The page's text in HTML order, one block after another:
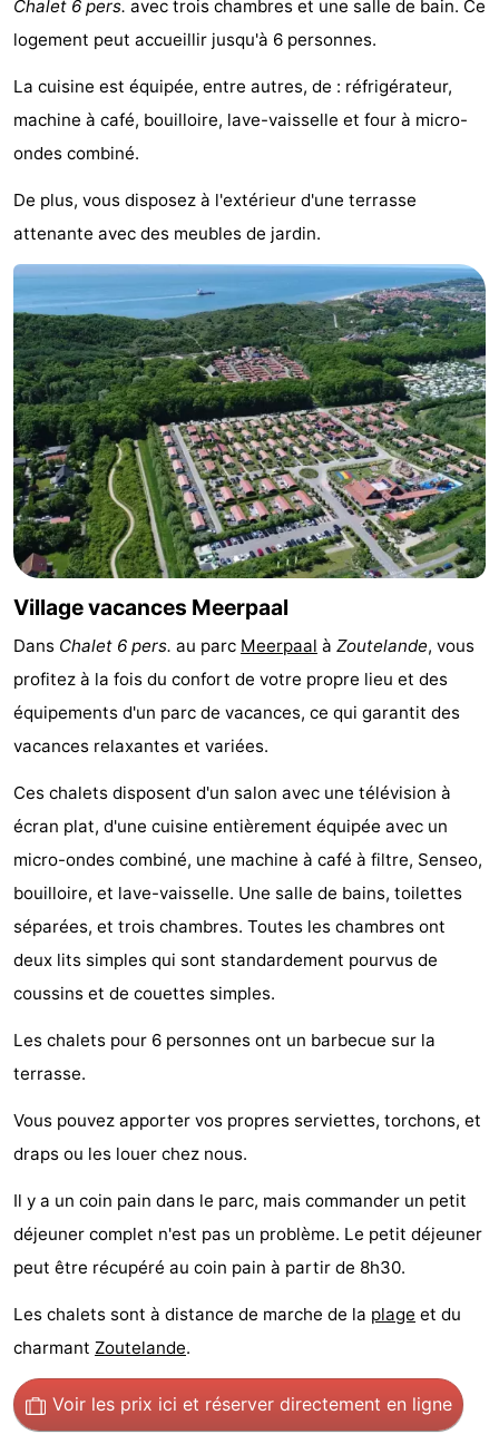
Zoutelande
Duinflat
-
Duinoord
-
18
Kurhaus
-
Residentie
Soutelande
Campings
Chambre
d'hôtes
Chaumières
-
De
Zandput
-
Duinzicht
-
Joossesweg
-
Meerpaal
-
Strandcamping
Bos
Duin
Last
Voir
faire
d'intérêt
-
Musées
-
Galeries
-
Églises
-
Phares
-
de
vue
-
Terrains
-
Chalet 6 pers. avec trois chambres et une salle de bain. Ce
logement peut accueillir jusqu'à 6 personnes.
La cuisine est équipée, entre autres, de : réfrigérateur,
machine à café, bouilloire, lave-vaisselle et four à micro-
ondes combiné.
De plus, vous disposez à l'extérieur d'une terrasse
attenante avec des meubles de jardin.
Village vacances Meerpaal
Dans Chalet 6 pers. au parc Meerpaal à Zoutelande, vous
profitez à la fois du confort de votre propre lieu et des
équipements d'un parc de vacances, ce qui garantit des
vacances relaxantes et variées.
Ces chalets disposent d'un salon avec une télévision à
écran plat, d'une cuisine entièrement équipée avec un
micro-ondes combiné, une machine à café à filtre, Senseo,
bouilloire, et lave-vaisselle. Une salle de bains, toilettes
séparées, et trois chambres. Toutes les chambres ont
deux lits simples qui sont standardement pourvus de
coussins et de couettes simples.
Les chalets pour 6 personnes ont un barbecue sur la
terrasse.
Vous pouvez apporter vos propres serviettes, torchons, et
draps ou les louer chez nous.
Il y a un coin pain dans le parc, mais commander un petit
déjeuner complet n'est pas un problème. Le petit déjeuner
peut être récupéré au coin pain à partir de 8h30.
Les chalets sont à distance de marche de la plage et du
charmant Zoutelande.
Voir les prix ici et réserver directement en ligne